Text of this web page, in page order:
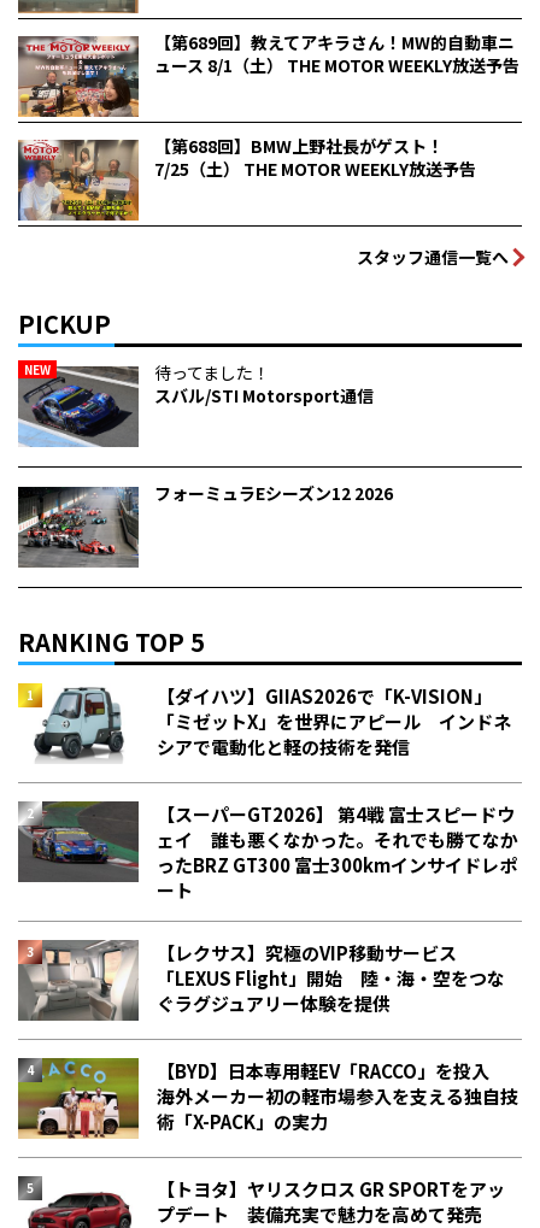
【第689回】教えてアキラさん！MW的自動車ニ
ュース 8/1（土） THE MOTOR WEEKLY放送予告
【第688回】BMW上野社長がゲスト！
7/25（土） THE MOTOR WEEKLY放送予告
スタッフ通信一覧へ
PICKUP
NEW
待ってました！
スバル/STI Motorsport通信
フォーミュラEシーズン12 2026
RANKING TOP 5
【ダイハツ】GIIAS2026で「K-VISION」
「ミゼットX」を世界にアピール インドネ
シアで電動化と軽の技術を発信
【スーパーGT2026】 第4戦 富士スピードウ
ェイ 誰も悪くなかった。それでも勝てなか
った――BRZ GT300 富士300kmインサイドレポ
ート
【レクサス】究極のVIP移動サービス
「LEXUS Flight」開始 陸・海・空をつな
ぐラグジュアリー体験を提供
【BYD】日本専用軽EV「RACCO」を投入
海外メーカー初の軽市場参入を支える独自技
術「X-PACK」の実力
【トヨタ】ヤリスクロス GR SPORTをアッ
プデート 装備充実で魅力を高めて発売